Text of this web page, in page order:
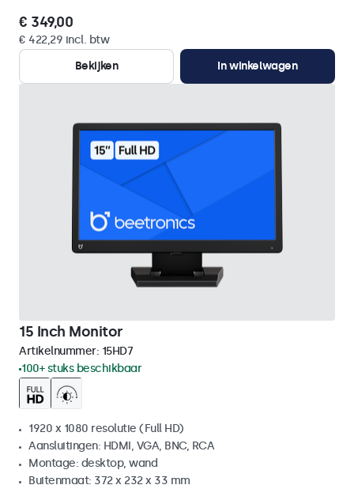
€ 349,00
€ 422,29 incl. btw
Bekijken
In winkelwagen
15 Inch Monitor
Artikelnummer: 15HD7
100+ stuks beschikbaar
1920 x 1080 resolutie (Full HD)
Aansluitingen: HDMI, VGA, BNC, RCA
Montage: desktop, wand
Buitenmaat: 372 x 232 x 33 mm